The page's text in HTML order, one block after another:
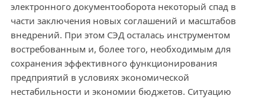
электронного документооборота некоторый спад в
части заключения новых соглашений и масштабов
внедрений. При этом СЭД осталась инструментом
востребованным и, более того, необходимым для
сохранения эффективного функционирования
предприятий в условиях экономической
нестабильности и экономии бюджетов. Ситуацию